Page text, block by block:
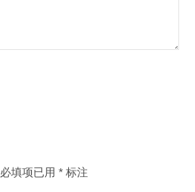
必填项已用 * 标注